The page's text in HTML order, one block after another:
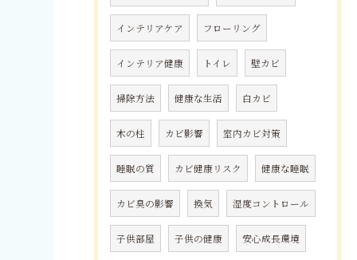
インテリアケア フローリング
インテリア健康 トイレ 壁カビ
掃除方法 健康な生活 白カビ
木の柱 カビ影響 室内カビ対策
睡眠の質 カビ健康リスク 健康な睡眠
カビ臭の影響 換気 湿度コントロール
子供部屋 子供の健康 安心成長環境